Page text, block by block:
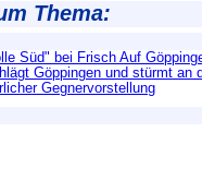
Thema:
Süd" bei Frisch Auf
Göppingen und stürmt an
Gegnervorstellung